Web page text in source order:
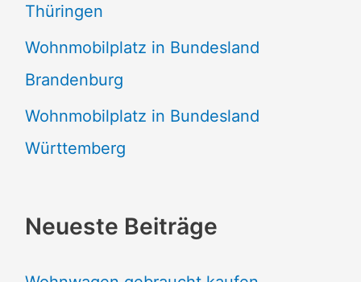
Thüringen
Wohnmobilplatz in Bundesland
Brandenburg
Wohnmobilplatz in Bundesland
Württemberg
Neueste Beiträge